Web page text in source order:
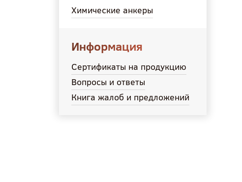
Химические анкеры
Информация
Сертификаты на продукцию
Вопросы и ответы
Книга жалоб и предложений